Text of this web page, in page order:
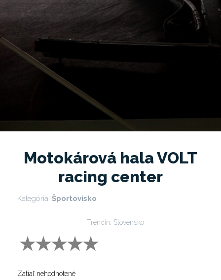
Motokárová hala VOLT
racing center
Kategória: Športovisko
Trenčín, Slovensko
Zatiaľ nehodnotené